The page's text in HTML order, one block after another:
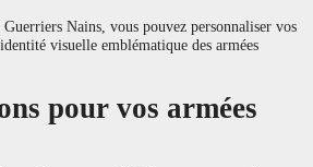
Guerriers Nains, vous pouvez personnaliser vos
visuelle emblématique des armées
pour vos armées